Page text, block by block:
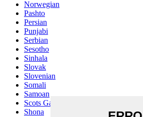
Norwegian
Pashto
Persian
Punjabi
Serbian
Sesotho
Sinhala
Slovak
Slovenian
Somali
Samoan
Scots Gaelic
Shona